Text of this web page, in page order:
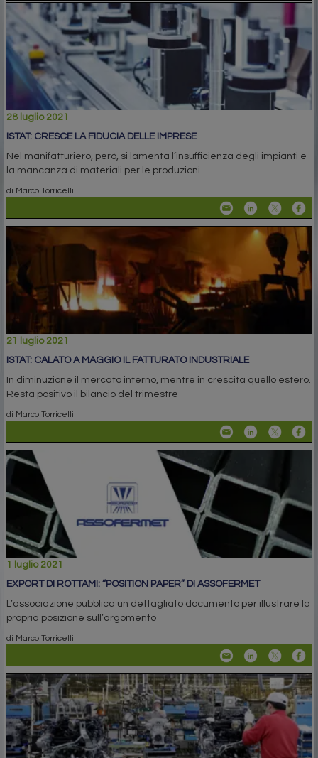
28 luglio 2021
ISTAT: CRESCE LA FIDUCIA DELLE IMPRESE
Nel manifatturiero, però, si lamenta l’insufficienza degli impianti e
la mancanza di materiali per le produzioni
di Marco Torricelli
21 luglio 2021
ISTAT: CALATO A MAGGIO IL FATTURATO INDUSTRIALE
In diminuzione il mercato interno, mentre in crescita quello estero.
Resta positivo il bilancio del trimestre
di Marco Torricelli
1 luglio 2021
EXPORT DI ROTTAMI: “POSITION PAPER” DI ASSOFERMET
L’associazione pubblica un dettagliato documento per illustrare la
propria posizione sull’argomento
di Marco Torricelli